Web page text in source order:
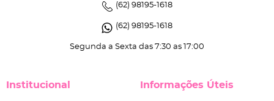
(62) 98195-1618
(62) 98195-1618
Segunda a Sexta das 7:30 as 17:00
Institucional Informações Úteis